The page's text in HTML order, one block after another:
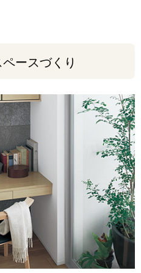
ースづくり